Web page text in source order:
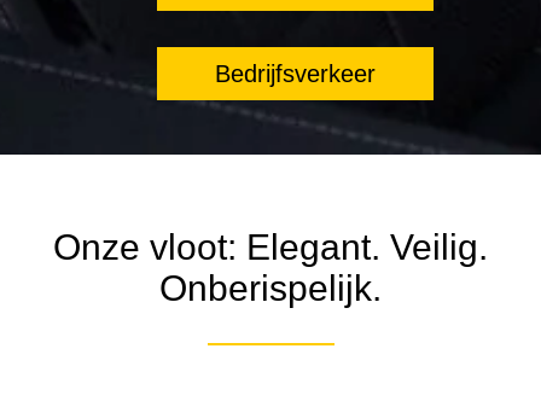
Bedrijfsverkeer
Onze vloot: Elegant. Veilig.
Onberispelijk.